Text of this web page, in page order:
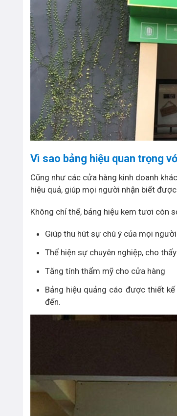
Vì sao bảng hiệu quan trọng
Cũng như các cửa hàng kinh doanh
hiệu quả, giúp mọi người nhận biết
Không chỉ thế, bảng hiệu kem tươi còn
Giúp thu hút sự chú ý của mọi
Thể hiện sự chuyên nghiệp, cho
Tăng tính thẩm mỹ cho cửa hàng
Bảng hiệu quảng cáo được thiết
đến.